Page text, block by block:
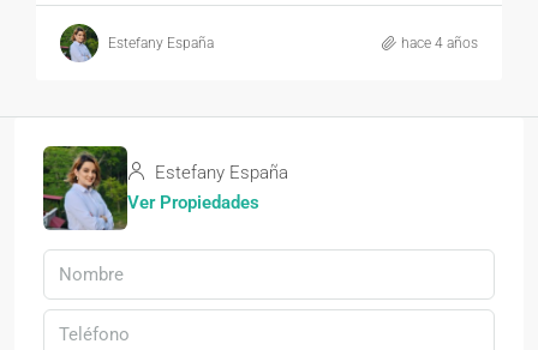
Estefany España hace 4 años
Estefany España
Ver Propiedades